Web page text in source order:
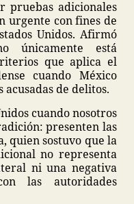
pruebas adicionales
urgente con fines de
Unidos. Afirmó
únicamente está
que aplica el
cuando México
de delitos.
cuando nosotros
presenten las
quien sostuvo que la
no representa
ni una negativa
las autoridades